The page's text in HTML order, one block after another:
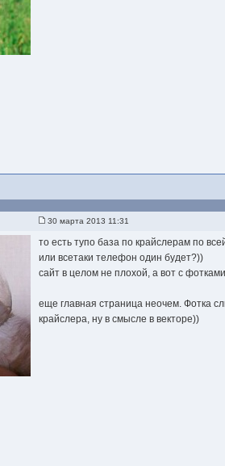
30 марта 2013 11:31
то есть тупо база по крайслерам по
или всетаки телефон один будет?))
сайт в целом не плохой, а вот с
еще главная страница неочем. Фотка
крайслера, ну в смысле в векторе))